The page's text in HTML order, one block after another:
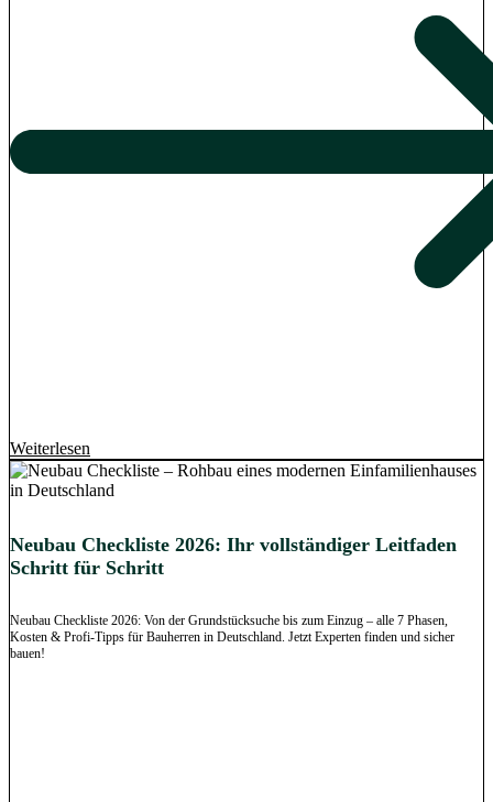
Weiterlesen
Neubau Checkliste 2026: Ihr vollständiger Leitfaden
Schritt für Schritt
Neubau Checkliste 2026: Von der Grundstücksuche bis zum Einzug – alle 7 Phasen,
Kosten & Profi-Tipps für Bauherren in Deutschland. Jetzt Experten finden und sicher
bauen!